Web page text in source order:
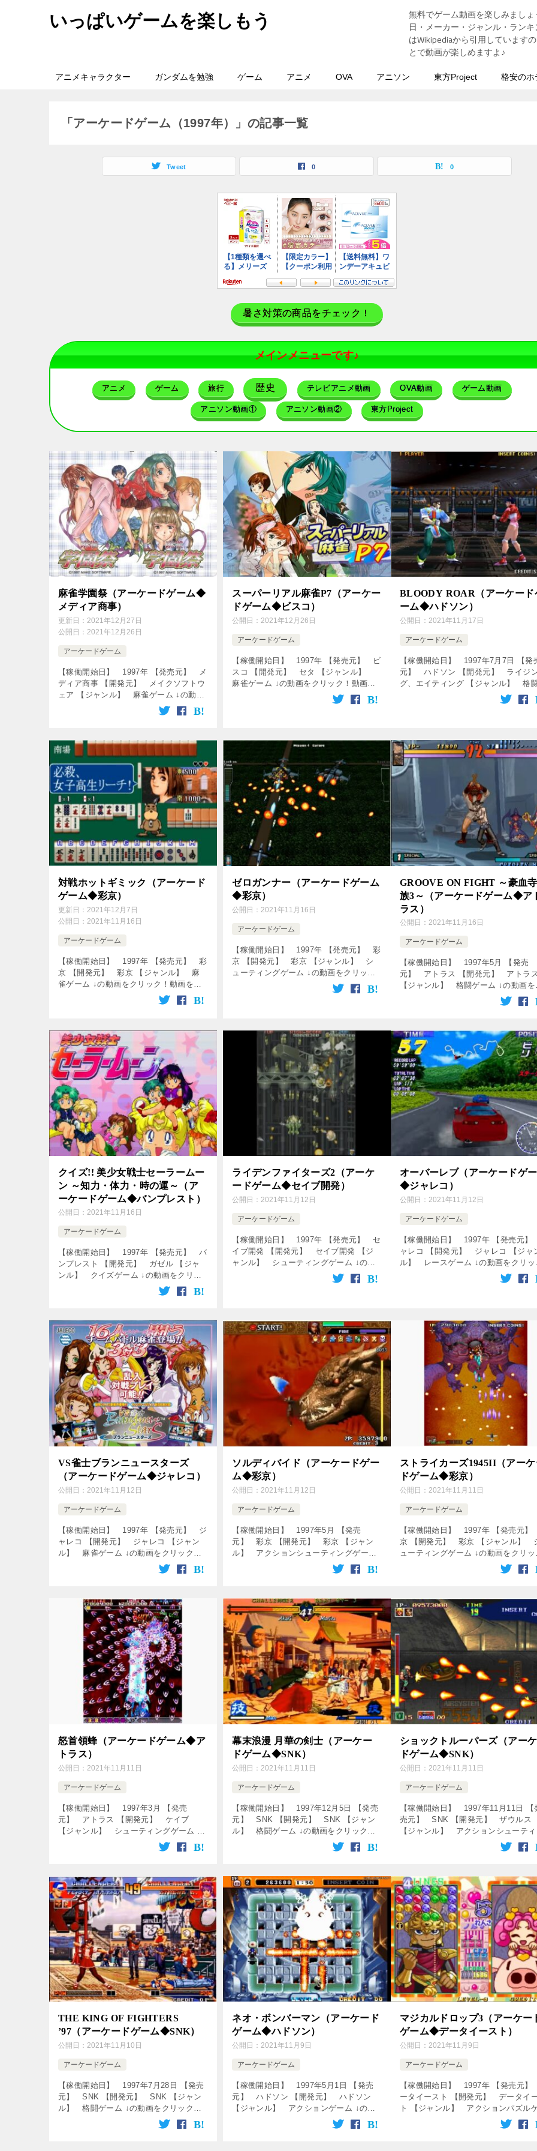
いっぱいゲームを楽しもう
無料でゲーム動画を楽しみまし
日・メーカー・ジャンル・ラン
はWikipediaから引用しています
とで動画が楽しめますよ♪
アニメキャラクター ガンダムを勉強 ゲーム アニメ OVA アニソン 東方Project 格安のホ
「アーケードゲーム（1997年）」の記事一覧
Tweet 0 0
暑さ対策の商品をチェック！
メインメニューです♪
アニメ ゲーム 旅行 歴史 テレビアニメ動画 OVA動画 ゲーム動画
アニソン動画① アニソン動画② 東方Project
麻雀学園祭（アーケードゲーム◆
メディア商事）
更新日： 2021年12月27日
公開日： 2021年12月26日
アーケードゲーム
【稼働開始日】 1997年 【発売元】 メ
ディア商事 【開発元】 メイクソフトウ
ェア 【ジャンル】 麻雀ゲーム ↓の動画
をクリック！動画を楽しめます♪ [csshop
スーパーリアル麻雀P7（アーケー
ドゲーム◆ビスコ）
公開日：2021年12月26日
アーケードゲーム
【稼働開始日】 1997年 【発売元】 ビ
スコ 【開発元】 セタ 【ジャンル】
麻雀ゲーム ↓の動画をクリック！動画を
楽しめます♪ 【数字書いても】スーパー
リアル麻雀P7【ダメだって】 [csshop
BLOODY ROAR（アーケード
ーム◆ハドソン）
公開日： 2021年11月17日
アーケードゲーム
【稼働開始日】 1997年7月7日 【発
元】 ハドソン 【開発元】 ライジ
グ、エイティング 【ジャンル】 格
ーム ↓の動画をクリック！動画を楽し
ます♪ [csshop service=”rakute […]
対戦ホットギミック（アーケード
ゲーム◆彩京）
更新日： 2021年12月7日
公開日： 2021年11月16日
アーケードゲーム
【稼働開始日】 1997年 【発売元】 彩
京 【開発元】 彩京 【ジャンル】 麻
雀ゲーム ↓の動画をクリック！動画を楽
しめます♪ [csshop service=”rakuten”
ゼロガンナー（アーケードゲーム
◆彩京）
公開日：2021年11月16日
アーケードゲーム
【稼働開始日】 1997年 【発売元】 彩
京 【開発元】 彩京 【ジャンル】 シ
ューティングゲーム ↓の動画をクリッ
ク！動画を楽しめます♪ [csshop
GROOVE ON FIGHT ～豪血
族3～（アーケードゲーム◆ア
ラス）
公開日： 2021年11月16日
アーケードゲーム
【稼働開始日】 1997年5月 【発売
元】 アトラス 【開発元】 アトラス
【ジャンル】 格闘ゲーム ↓の動画を
リック！動画を楽しめます♪ [csshop
クイズ!! 美少女戦士セーラームー
ン ～知力・体力・時の運～（ア
ーケードゲーム◆バンプレスト）
公開日： 2021年11月16日
アーケードゲーム
【稼働開始日】 1997年 【発売元】 バ
ンプレスト 【開発元】 ガゼル 【ジャ
ンル】 クイズゲーム ↓の動画をクリッ
ク！動画を楽しめます♪ [csshop
ライデンファイターズ2（アーケ
ードゲーム◆セイブ開発）
公開日：2021年11月12日
アーケードゲーム
【稼働開始日】 1997年 【発売元】 セ
イブ開発 【開発元】 セイブ開発 【ジ
ャンル】 シューティングゲーム ↓の動
画をクリック！動画を楽しめます♪
[csshop service=”rakutenR […]
オーバーレブ（アーケードゲ
◆ジャレコ）
公開日： 2021年11月12日
アーケードゲーム
【稼働開始日】 1997年 【発売元
ャレコ 【開発元】 ジャレコ 【ジャ
ル】 レースゲーム ↓の動画をクリッ
ク！動画を楽しめます♪ [csshop
VS雀士ブランニュースターズ
（アーケードゲーム◆ジャレコ）
公開日： 2021年11月12日
アーケードゲーム
【稼働開始日】 1997年 【発売元】 ジ
ャレコ 【開発元】 ジャレコ 【ジャン
ル】 麻雀ゲーム ↓の動画をクリック！
ソルディバイド（アーケードゲー
ム◆彩京）
公開日：2021年11月12日
アーケードゲーム
【稼働開始日】 1997年5月 【発売
元】 彩京 【開発元】 彩京 【ジャン
ル】 アクションシューティングゲーム
↓の動画をクリック！動画を楽しめます♪
[csshop service=”rakuten […]
ストライカーズ1945II（アー
ドゲーム◆彩京）
公開日： 2021年11月11日
アーケードゲーム
【稼働開始日】 1997年 【発売元
京 【開発元】 彩京 【ジャンル】
ューティングゲーム ↓の動画をクリッ
ク！動画を楽しめます♪ [csshop
怒首領蜂（アーケードゲーム◆ア
トラス）
公開日： 2021年11月11日
アーケードゲーム
【稼働開始日】 1997年3月 【発売
元】 アトラス 【開発元】 ケイブ
【ジャンル】 シューティングゲーム ↓
の動画をクリック！動画を楽しめます♪
[csshop service=”rakuten̶ […]
幕末浪漫 月華の剣士（アーケー
ドゲーム◆SNK）
公開日： 2021年11月11日
アーケードゲーム
【稼働開始日】 1997年12月5日 【発売
元】 SNK 【開発元】 SNK 【ジャン
ル】 格闘ゲーム ↓の動画をクリック！
動画を楽しめます♪ [csshop
ショックトルーパーズ（アー
ドゲーム◆SNK）
公開日： 2021年11月11日
アーケードゲーム
【稼働開始日】 1997年11月11日 【
売元】 SNK 【開発元】 ザウルス
【ジャンル】 アクションシューティ
グゲーム ↓の動画をクリック！動画を
しめます♪ [csshop service=”rak […]
THE KING OF FIGHTERS
’97（アーケードゲーム◆SNK）
公開日： 2021年11月10日
アーケードゲーム
【稼働開始日】 1997年7月28日 【発売
元】 SNK 【開発元】 SNK 【ジャン
ル】 格闘ゲーム ↓の動画をクリック！
ネオ・ボンバーマン（アーケード
ゲーム◆ハドソン）
公開日：2021年11月9日
アーケードゲーム
【稼働開始日】 1997年5月1日 【発売
元】 ハドソン 【開発元】 ハドソン
【ジャンル】 アクションゲーム ↓の動
画をクリック！動画を楽しめます♪
[csshop service=”rakutenR […]
マジカルドロップ3（アーケー
ゲーム◆データイースト）
公開日： 2021年11月9日
アーケードゲーム
【稼働開始日】 1997年 【発売元
ータイースト 【開発元】 データイ
ト 【ジャンル】 アクションパズル
ム ↓の動画をクリック！動画を楽しめ
す♪ [csshop service=”rakute […]